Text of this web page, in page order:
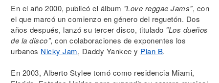
En el año 2000, publicó el álbum "Love reggae Jams", con
el que marcó un comienzo en género del reguetón. Dos
años después, lanzó su tercer disco, titulado "Los dueños
de la disco", con colaboraciones de exponentes los
urbanos Nicky Jam, Daddy Yankee y Plan B.
En 2003, Alberto Stylee tomó como residencia Miami,